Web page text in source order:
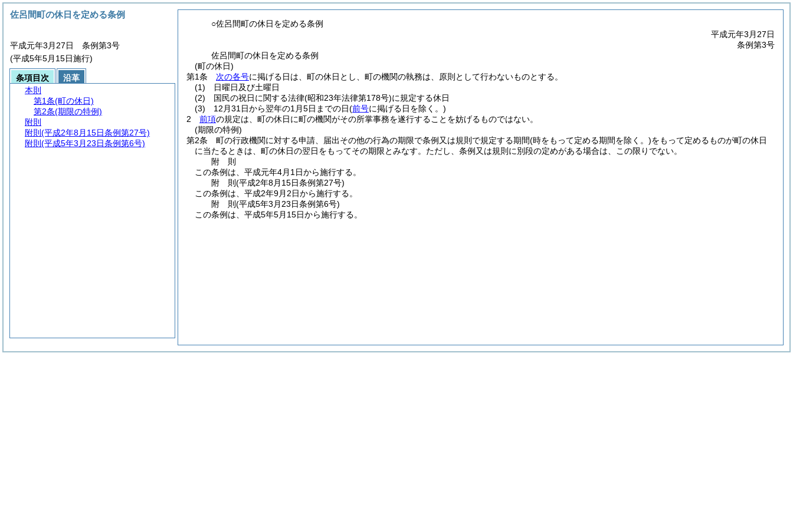
○佐呂間町の休日を定める条例
平成元年3月27日
条例第3号
佐呂間町の休日を定める条例
(町の休日)
第1条
次の各号に掲げる日は、町の休日とし、町の機関の執務は、原則として行わないものとする。
(1)
日曜日及び土曜日
(2)
国民の祝日に関する法律(昭和23年法律第178号)に規定する休日
(3)
12月31日から翌年の1月5日までの日(前号に掲げる日を除く。)
2
前項の規定は、町の休日に町の機関がその所掌事務を遂行することを妨げるものではない。
(期限の特例)
第2条
町の行政機関に対する申請、届出その他の行為の期限で条例又は規則で規定する期間(時をもって定める期間を除く。)をもって定めるものが町の休日
に当たるときは、町の休日の翌日をもってその期限とみなす。 ただし、条例又は規則に別段の定めがある場合は、この限りでない。
附 則
この条例は、平成元年4月1日から施行する。
附 則(平成2年8月15日条例第27号)
この条例は、平成2年9月2日から施行する。
附 則(平成5年3月23日条例第6号)
この条例は、平成5年5月15日から施行する。
佐呂間町の休日を定める条例
平成元年3月27日 条例第3号
(平成5年5月15日施行)
条項目次
沿革
本則
第1条(町の休日)
第2条(期限の特例)
附則
附則 (平成2年8月15日条例第27号)
附則 (平成5年3月23日条例第6号)